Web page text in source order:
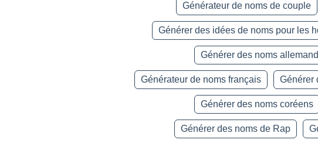
Générateur de noms de couple
Générer des idées de noms pour les
Générer des noms
Générateur de noms français Générer
Générer des noms coréens
Générer des noms de Rap